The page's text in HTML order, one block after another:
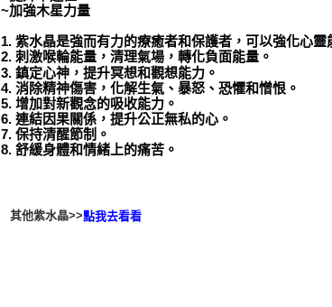
~加強木星力量
1. 紫水晶是強而有力的療癒者和保護者，可以強化心靈
2. 刺激喉輪能量，清理氣場，轉化負面能量。
3. 鎮定心神，提升冥想和觀想能力。
4. 消除精神傷害，化解生氣、暴怒、恐懼和憎恨。
5. 增加對新觀念的吸收能力。
6. 連結因果關係，提升公正無私的心。
7. 保持清醒節制。
8. 舒緩身體和情緒上的痛苦。
其他紫水晶>>點我去看看